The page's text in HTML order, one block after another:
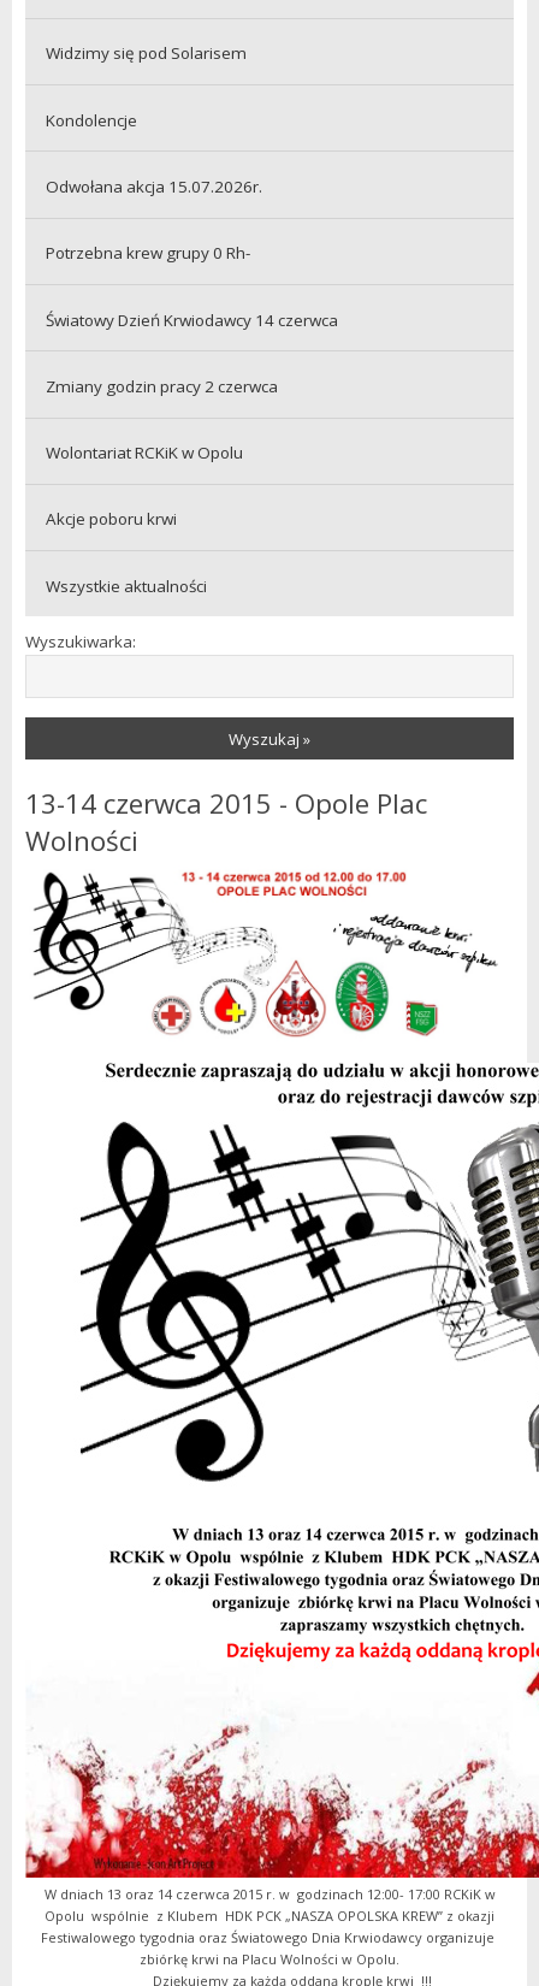
Widzimy się pod Solarisem
Kondolencje
Odwołana akcja 15.07.2026r.
Potrzebna krew grupy 0 Rh-
Światowy Dzień Krwiodawcy 14 czerwca
Zmiany godzin pracy 2 czerwca
Wolontariat RCKiK w Opolu
Akcje poboru krwi
Wszystkie aktualności
Wyszukiwarka:
Wyszukaj »
13-14 czerwca 2015 - Opole Plac
Wolności
W dniach 13 oraz 14 czerwca 2015 r. w godzinach 12:00- 17:00 RCKiK w
Opolu wspólnie z Klubem HDK PCK „NASZA OPOLSKA KREW” z okazji
Festiwalowego tygodnia oraz Światowego Dnia Krwiodawcy organizuje
zbiórkę krwi na Placu Wolności w Opolu.
Dziękujemy za każdą oddaną kroplę krwi !!!